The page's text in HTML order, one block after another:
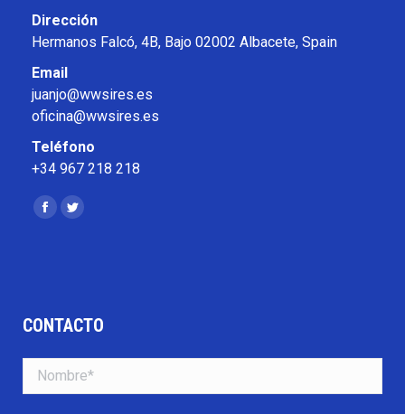
Dirección
Hermanos Falcó, 4B, Bajo 02002 Albacete, Spain
Email
juanjo@wwsires.es
oficina@wwsires.es
Teléfono
+34 967 218 218
Encuéntranos en:
Facebook
Twitter
CONTACTO